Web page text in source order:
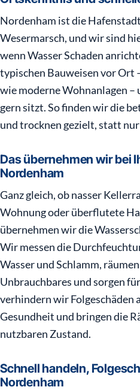
Nordenham ist die
Wesermarsch, und wir sind
wenn Wasser Schaden
typischen Bauweisen vor Ort
wie moderne Wohnanlagen –
gern sitzt. So finden wir die
und trocknen gezielt, statt
Das übernehmen wir bei
Nordenham
Ganz gleich, ob nasser
Wohnung oder überflutete
übernehmen wir die
Wir messen die
Wasser und Schlamm,
Unbrauchbares und sorgen
verhindern wir Folgeschäden
Gesundheit und bringen die
nutzbaren Zustand.
Schnell handeln,
Nordenham